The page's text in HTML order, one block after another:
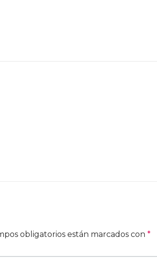
obligatorios están marcados con *